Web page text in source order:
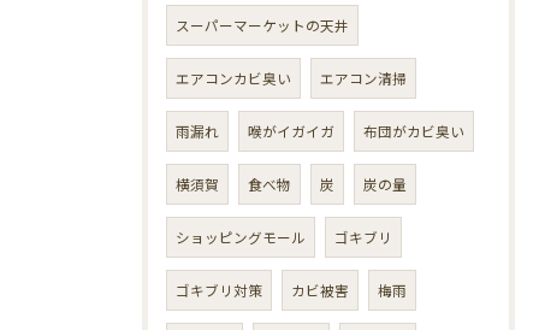
スーパーマーケットの天井
エアコンカビ臭い エアコン清掃
雨漏れ 喉がイガイガ 布団がカビ臭い
横須賀 食べ物 炭 炭の量
ショッピングモール ゴキブリ
ゴキブリ対策 カビ被害 梅雨